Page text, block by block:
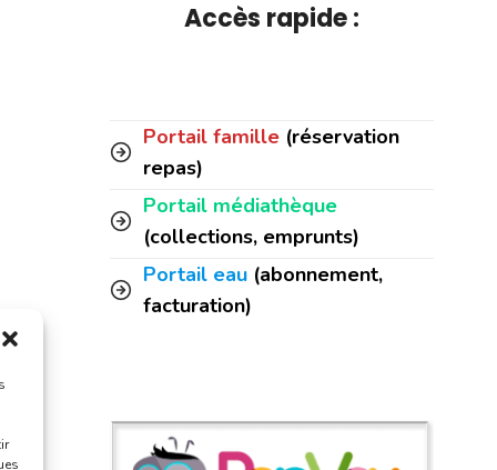
Accès rapide :
Portail famille (réservation
repas)
Portail médiathèque
(collections, emprunts)
Portail eau (abonnement,
facturation)